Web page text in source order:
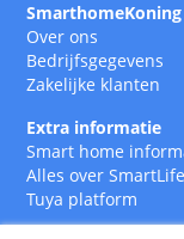
SmarthomeKoning
Over ons
Bedrijfsgegevens
Zakelijke klanten
Extra informatie
Smart home
Alles over SmartLife
Tuya platform